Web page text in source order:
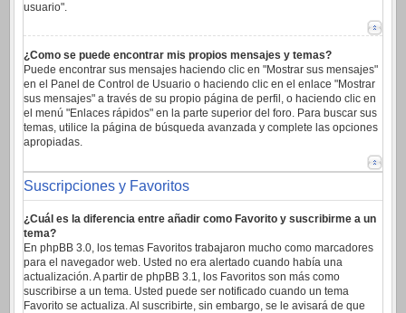
usuario".
¿Como se puede encontrar mis propios mensajes y temas?
Puede encontrar sus mensajes haciendo clic en "Mostrar sus mensajes"
en el Panel de Control de Usuario o haciendo clic en el enlace "Mostrar
sus mensajes" a través de su propio página de perfil, o haciendo clic en
el menú "Enlaces rápidos" en la parte superior del foro. Para buscar sus
temas, utilice la página de búsqueda avanzada y complete las opciones
apropiadas.
Suscripciones y Favoritos
¿Cuál es la diferencia entre añadir como Favorito y suscribirme a un
tema?
En phpBB 3.0, los temas Favoritos trabajaron mucho como marcadores
para el navegador web. Usted no era alertado cuando había una
actualización. A partir de phpBB 3.1, los Favoritos son más como
suscribirse a un tema. Usted puede ser notificado cuando un tema
Favorito se actualiza. Al suscribirte, sin embargo, se le avisará de que